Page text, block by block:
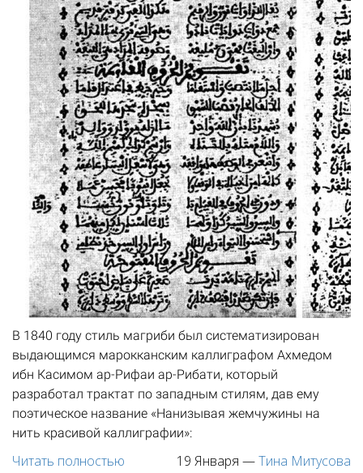
В 1840 году стиль магриби был систематизирован
выдающимся марокканским каллиграфом Ахмедом
ибн Касимом ар-Рифаи ар-Рибати, который
разработал трактат по западным стилям, дав ему
поэтическое название «Нанизывая жемчужины на
нить красивой каллиграфии»:
Читать полностью 19 Января —Тина Митусова